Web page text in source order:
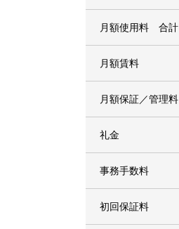
月額使用料 合計
月額賃料
月額保証／管理料
礼金
事務手数料
初回保証料